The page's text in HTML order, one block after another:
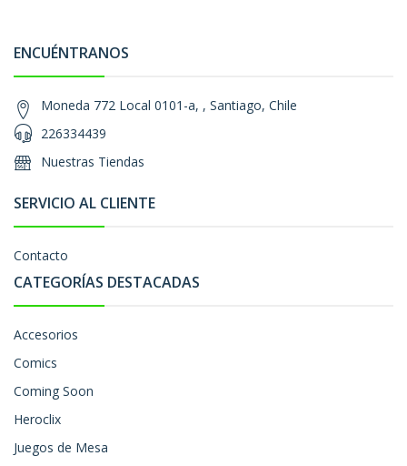
ENCUÉNTRANOS
Moneda 772 Local 0101-a, , Santiago, Chile
226334439
Nuestras Tiendas
SERVICIO AL CLIENTE
Contacto
CATEGORÍAS DESTACADAS
Accesorios
Comics
Coming Soon
Heroclix
Juegos de Mesa